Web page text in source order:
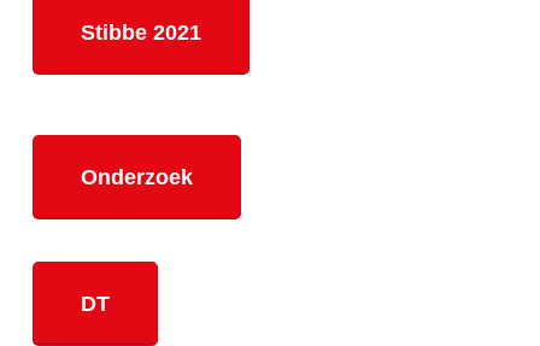
Stibbe 2021
Onderzoek
DT